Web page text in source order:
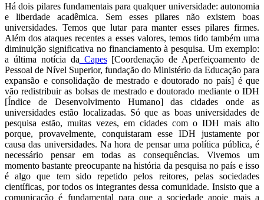
Há dois pilares fundamentais para qualquer universidade: autonomia
e liberdade acadêmica. Sem esses pilares não existem boas
universidades. Temos que lutar para manter esses pilares firmes.
Além dos ataques recentes a esses valores, temos tido também uma
diminuição significativa no financiamento à pesquisa. Um exemplo:
a última notícia da Capes[Coordenação de Aperfeiçoamento de
Pessoal de Nível Superior, fundação do Ministério da Educação para
expansão e consolidação de mestrado e doutorado no país] é que
vão redistribuir as bolsas de mestrado e doutorado mediante o IDH
[Índice de Desenvolvimento Humano] das cidades onde as
universidades estão localizadas. Só que as boas universidades de
pesquisa estão, muitas vezes, em cidades com o IDH mais alto
porque, provavelmente, conquistaram esse IDH justamente por
causa das universidades. Na hora de pensar uma política pública, é
necessário pensar em todas as consequências. Vivemos um
momento bastante preocupante na história da pesquisa no país e isso
é algo que tem sido repetido pelos reitores, pelas sociedades
científicas, por todos os integrantes dessa comunidade. Insisto que a
comunicação é fundamental para que a sociedade apoie mais a